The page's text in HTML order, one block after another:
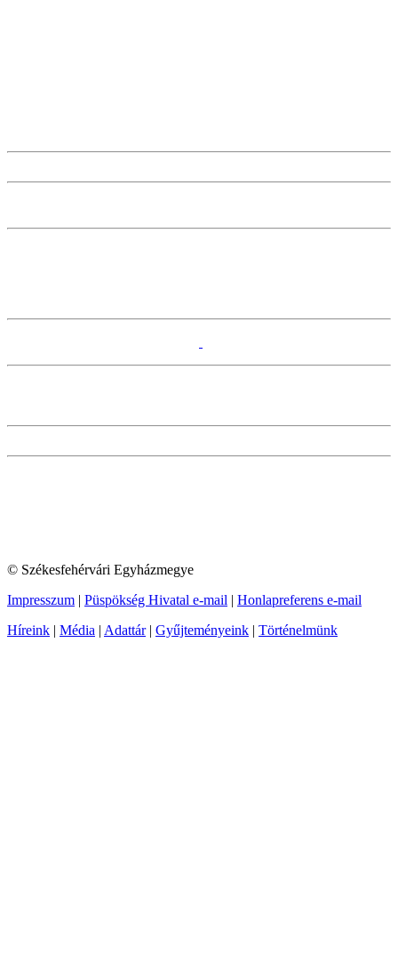
© Székesfehérvári Egyházmegye
Impresszum | Püspökség Hivatal e-mail | Honlapreferens e-mail
Híreink | Média | Adattár| Gyűjteményeink | Történelmünk